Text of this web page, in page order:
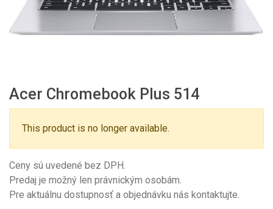
Acer Chromebook Plus 514
This product is no longer available.
Ceny sú uvedené bez DPH.
Predaj je možný len právnickým osobám.
Pre aktuálnu dostupnosť a objednávku nás kontaktujte.